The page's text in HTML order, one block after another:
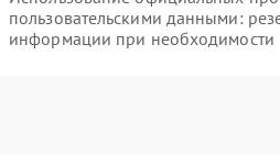
пользовательскими данными:
информации при необходимости